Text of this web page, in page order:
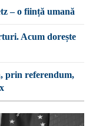
– o ființă umană
Acum dorește
prin referendum,